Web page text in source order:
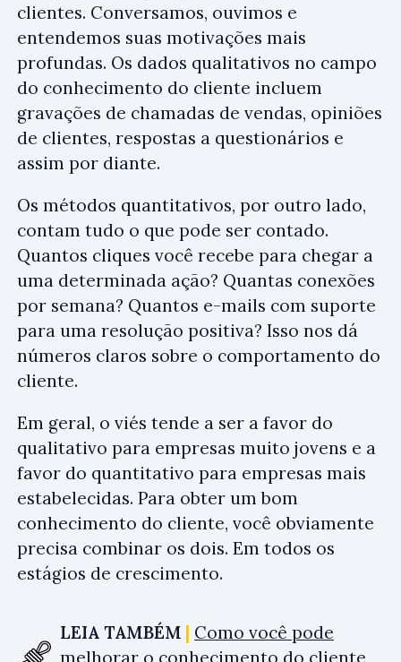
clientes. Conversamos, ouvimos e
entendemos suas motivações mais
profundas. Os dados qualitativos no campo
do conhecimento do cliente incluem
gravações de chamadas de vendas, opiniões
de clientes, respostas a questionários e
assim por diante.
Os métodos quantitativos, por outro lado,
contam tudo o que pode ser contado.
Quantos cliques você recebe para chegar a
uma determinada ação? Quantas conexões
por semana? Quantos e-mails com suporte
para uma resolução positiva? Isso nos dá
números claros sobre o comportamento do
cliente.
Em geral, o viés tende a ser a favor do
qualitativo para empresas muito jovens e a
favor do quantitativo para empresas mais
estabelecidas. Para obter um bom
conhecimento do cliente, você obviamente
precisa combinar os dois. Em todos os
estágios de crescimento.
LEIA TAMBÉM
Como você pode
melhorar o conhecimento do cliente